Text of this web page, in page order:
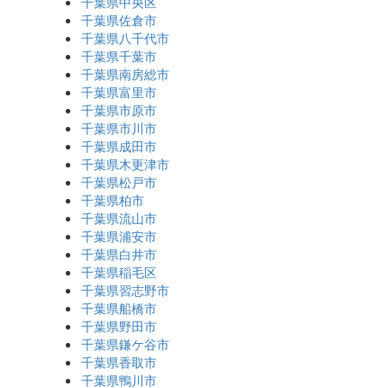
千葉県佐倉市
千葉県八千代市
千葉県千葉市
千葉県南房総市
千葉県富里市
千葉県市原市
千葉県市川市
千葉県成田市
千葉県木更津市
千葉県松戸市
千葉県柏市
千葉県流山市
千葉県浦安市
千葉県白井市
千葉県稲毛区
千葉県習志野市
千葉県船橋市
千葉県野田市
千葉県鎌ケ谷市
千葉県香取市
千葉県鴨川市